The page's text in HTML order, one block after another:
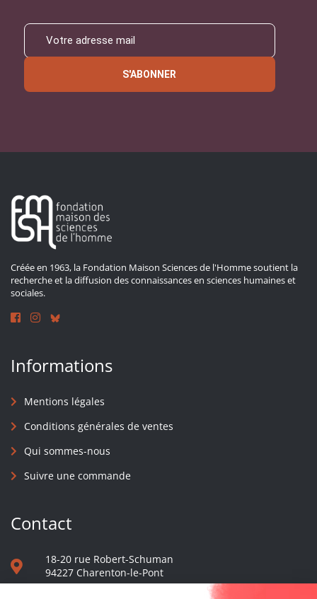
S'ABONNER
Créée en 1963, la Fondation Maison Sciences de l'Homme soutient la
recherche et la diffusion des connaissances en sciences humaines et
sociales.
Informations
Mentions légales
Conditions générales de ventes
Qui sommes-nous
Suivre une commande
Contact
18-20 rue Robert-Schuman
94227 Charenton-le-Pont